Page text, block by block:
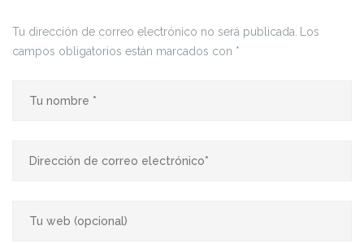
Tu dirección de correo electrónico no será publicada.
Los
campos obligatorios están marcados con *